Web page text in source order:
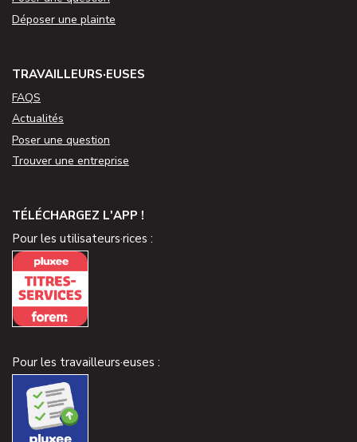
Déposer une plainte
TRAVAILLEURS·EUSES
FAQS
Actualités
Poser une question
Trouver une entreprise
TÉLÉCHARGEZ L'APP !
Pour les utilisateurs·rices :
Pour les travailleurs·euses :